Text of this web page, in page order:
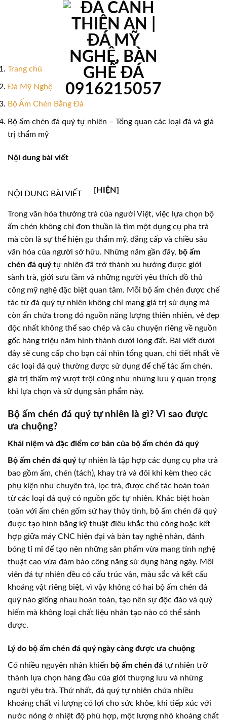
Trang chủ
Đá Mỹ Nghệ
Bộ Ấm Chén Bằng Đá
Bộ ấm chén đá quý tự nhiên – Tổng quan các loại đá và giá
trị thẩm mỹ
Nội dung bài viết
NỘI DUNG BÀI VIẾT [HIỆN]
Trong văn hóa thưởng trà của người Việt, việc lựa chọn bộ
ấm chén không chỉ đơn thuần là tìm một dụng cụ pha trà
mà còn là sự thể hiện gu thẩm mỹ, đẳng cấp và chiều sâu
văn hóa của người sở hữu. Những năm gần đây, bộ ấm
chén đá quýtự nhiên đã trở thành xu hướng được giới
sành trà, giới sưu tầm và những người yêu thích đồ thủ
công mỹ nghệ đặc biệt quan tâm. Mỗi bộ ấm chén được chế
tác từ đá quý tự nhiên không chỉ mang giá trị sử dụng mà
còn ẩn chứa trong đó nguồn năng lượng thiên nhiên, vẻ đẹp
độc nhất không thể sao chép và câu chuyện riêng về nguồn
gốc hàng triệu năm hình thành dưới lòng đất. Bài viết dưới
đây sẽ cung cấp cho bạn cái nhìn tổng quan, chi tiết nhất về
các loại đá quý thường được sử dụng để chế tác ấm chén,
giá trị thẩm mỹ vượt trội cũng như những lưu ý quan trọng
khi lựa chọn và sử dụng sản phẩm này.
Bộ ấm chén đá quý tự nhiên là gì? Vì sao được
ưa chuộng?
Khái niệm và đặc điểm cơ bản của bộ ấm chén đá quý
Bộ ấm chén đá quýtự nhiên là tập hợp các dụng cụ pha trà
bao gồm ấm, chén (tách), khay trà và đôi khi kèm theo các
phụ kiện như chuyên trà, lọc trà, được chế tác hoàn toàn
từ các loại đá quý có nguồn gốc tự nhiên. Khác biệt hoàn
toàn với ấm chén gốm sứ hay thủy tinh, bộ ấm chén đá quý
được tạo hình bằng kỹ thuật điêu khắc thủ công hoặc kết
hợp giữa máy CNC hiện đại và bàn tay nghệ nhân, đánh
bóng tỉ mỉ để tạo nên những sản phẩm vừa mang tính nghệ
thuật cao vừa đảm bảo công năng sử dụng hàng ngày. Mỗi
viên đá tự nhiên đều có cấu trúc vân, màu sắc và kết cấu
khoáng vật riêng biệt, vì vậy không có hai bộ ấm chén đá
quý nào giống nhau hoàn toàn, tạo nên sự độc đáo và quý
hiếm mà không loại chất liệu nhân tạo nào có thể sánh
được.
Lý do bộ ấm chén đá quý ngày càng được ưa chuộng
Có nhiều nguyên nhân khiến bộ ấm chén đá tự nhiên trở
thành lựa chọn hàng đầu của giới thượng lưu và những
người yêu trà. Thứ nhất, đá quý tự nhiên chứa nhiều
khoáng chất vi lượng có lợi cho sức khỏe, khi tiếp xúc với
nước nóng ở nhiệt độ phù hợp, một lượng nhỏ khoáng chất